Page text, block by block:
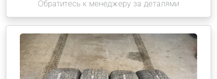
Обратитесь к менеджеру за деталями